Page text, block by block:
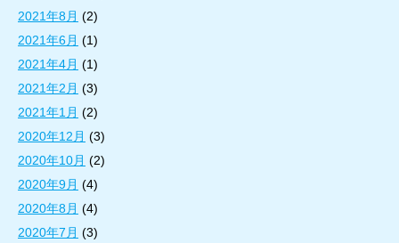
2021年8月 (2)
2021年6月 (1)
2021年4月 (1)
2021年2月 (3)
2021年1月 (2)
2020年12月 (3)
2020年10月 (2)
2020年9月 (4)
2020年8月 (4)
2020年7月 (3)